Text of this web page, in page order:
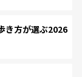
き方が選ぶ2026